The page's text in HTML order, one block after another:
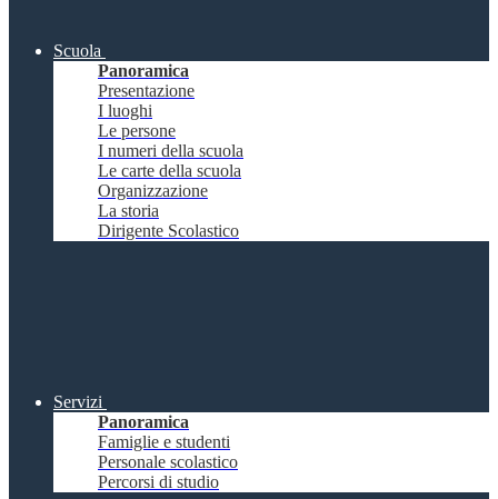
Scuola
Panoramica
Presentazione
I luoghi
Le persone
I numeri della scuola
Le carte della scuola
Organizzazione
La storia
Dirigente Scolastico
Servizi
Panoramica
Famiglie e studenti
Personale scolastico
Percorsi di studio